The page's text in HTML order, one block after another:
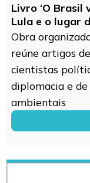
Livro ‘O Brasil
Lula e o lugar
Obra
reúne artigos
cientistas
diplomacia e
ambientais